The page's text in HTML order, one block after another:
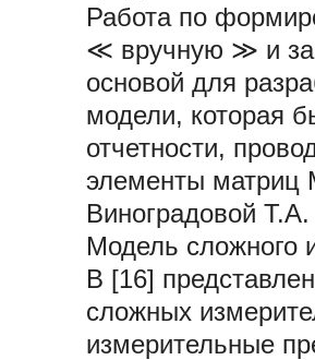
Работа по
≪ вручную ≫ и
основой для
модели, которая
отчетности,
элементы матриц
Виноградовой
Модель сложного
В [16]
сложных
измерительные